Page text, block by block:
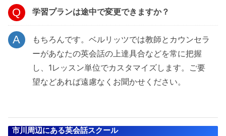
学習プランは途中で変更できますか？
もちろんです。ベルリッツでは教師とカウンセラ
ーがあなたの英会話の上達具合などを常に把握
し、1レッスン単位でカスタマイズします。ご要
望などあれば遠慮なくお聞かせください。
市川周辺にある英会話スクール